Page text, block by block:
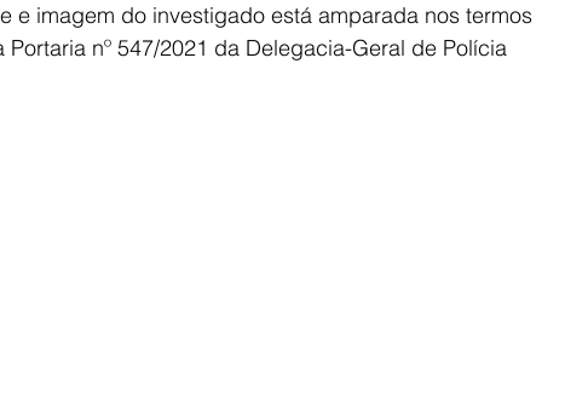
e imagem do investigado está amparada nos termos
Portaria nº 547/2021 da Delegacia-Geral de Polícia